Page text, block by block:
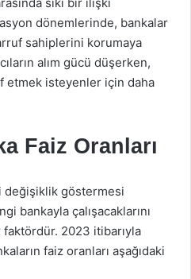
dönemlerinde, bankalar
sahiplerini korumaya
alım gücü düşerken,
etmek isteyenler için daha
Faiz Oranları
değişiklik göstermesi
bankayla çalışacaklarını
2023 itibarıyla
faiz oranları aşağıdaki